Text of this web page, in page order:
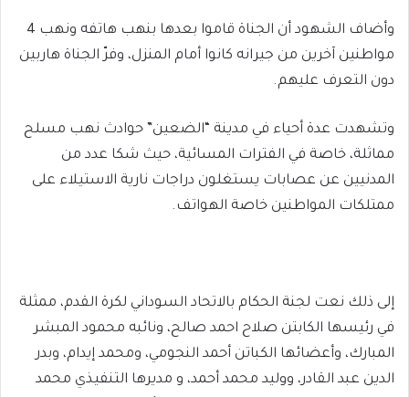
وأضاف الشهود أن الجناة قاموا بعدها بنهب هاتفه ونهب 4
مواطنين آخرين من جيرانه كانوا أمام المنزل، وفرّ الجناة هاربين
دون التعرف عليهم.
وتشهدت عدة أحياء في مدينة “الضعين” حوادث نهب مسلح
مماثلة، خاصة في الفترات المسائية، حيث شكا عدد من
المدنيين عن عصابات يستغلون دراجات نارية الاستيلاء على
ممتلكات المواطنين خاصة الهواتف.
إلى ذلك نعت لجنة الحكام بالاتحاد السوداني لكرة القدم، ممثلة
في رئيسها الكابتن صلاح احمد صالح، ونائبه محمود المبشر
المبارك، وأعضائها الكباتن أحمد النجومي، ومحمد إيدام، وبدر
الدين عبد القادر، ووليد محمد أحمد، و مديرها التنفيذي محمد